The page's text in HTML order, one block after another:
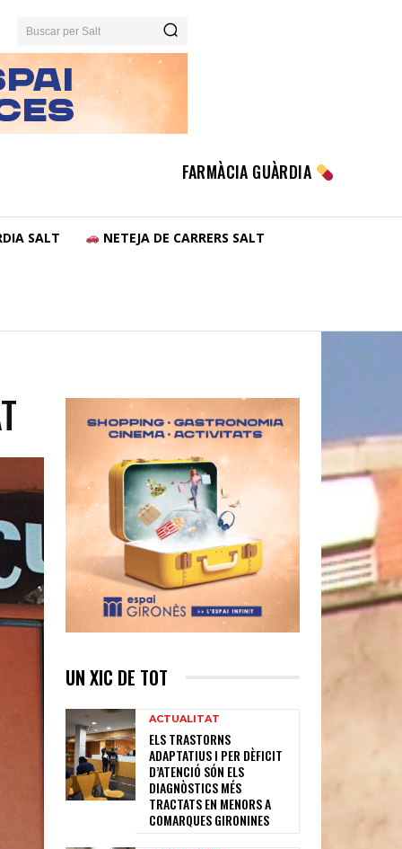
Buscar per Salt
FARMÀCIA GUÀRDIA
SALT NETEJA DE CARRERS SALT
UN XIC DE TOT
ACTUALITAT
ELS TRASTORNS
ADAPTATIUS I PER DÈFICIT
D’ATENCIÓ SÓN ELS
DIAGNÒSTICS MÉS
TRACTATS EN MENORS A
COMARQUES GIRONINES